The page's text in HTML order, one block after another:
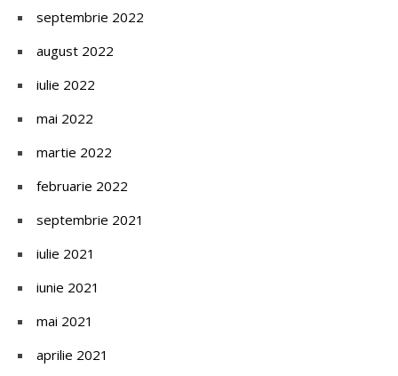
septembrie 2022
august 2022
iulie 2022
mai 2022
martie 2022
februarie 2022
septembrie 2021
iulie 2021
iunie 2021
mai 2021
aprilie 2021